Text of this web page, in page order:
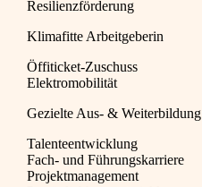
Resilienzförderung
Klimafitte Arbeitgeberin
Öffiticket-Zuschuss
Elektromobilität
Gezielte Aus- & Weiterbildung
Talenteentwicklung
Fach- und Führungskarriere
Projektmanagement